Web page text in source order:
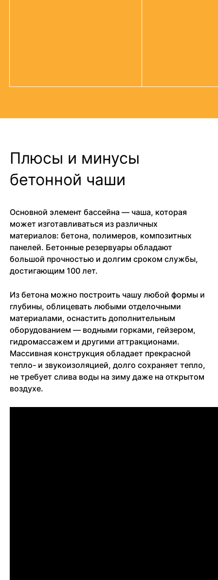
Плюсы и минусы
бетонной чаши
Основной элемент бассейна — чаша, которая
может изготавливаться из различных
материалов: бетона, полимеров, композитных
панелей. Бетонные резервуары обладают
большой прочностью и долгим сроком службы,
достигающим 100 лет.
Из бетона можно построить чашу любой формы и
глубины, облицевать любыми отделочными
материалами, оснастить дополнительным
оборудованием — водными горками, гейзером,
гидромассажем и другими аттракционами.
Массивная конструкция обладает прекрасной
тепло- и звукоизоляцией, долго сохраняет тепло,
не требует слива воды на зиму даже на открытом
воздухе.